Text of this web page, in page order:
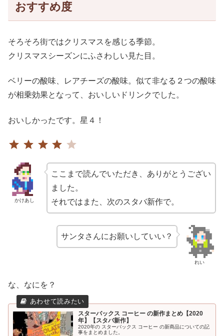
おすすめ度
そろそろ街ではクリスマスを感じる季節。
クリスマスシーズンにふさわしい見た目。
ベリーの酸味、レアチーズの酸味。似て非なる２つの酸味
が相乗効果となって、おいしいドリンクでした。
おいしかったです。星４！
かけあし
ここまで読んでいただき、ありがとうござい
ました。
それではまた、次のスタバ新作で。
れい
サンタさんにお願いしていい？
な、なにを？
スターバックス コーヒー の新作まとめ【2020
年】【スタバ新作】
2020年の スターバックス コーヒー の新商品についての記
事をまとめました。